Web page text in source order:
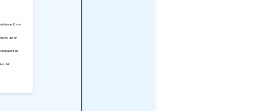
habe. Da ich
und ich
nicht zu
Für